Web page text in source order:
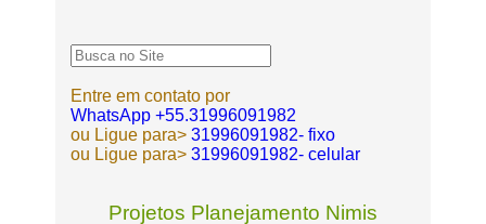
Entre em contato por
WhatsApp +55.31996091982
ou Ligue para> 31996091982- fixo
ou Ligue para>31996091982- celular
Projetos Planejamento Nimis